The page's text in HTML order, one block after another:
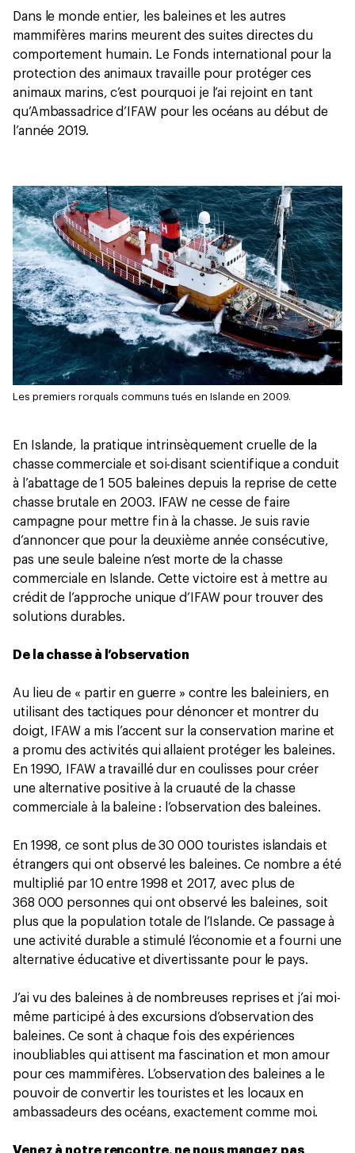
Dans le monde entier, les baleines et les autres
mammifères marins meurent des suites directes du
comportement humain. Le Fonds international pour la
protection des animaux travaille pour protéger ces
animaux marins, c’est pourquoi je l’ai rejoint en tant
qu’Ambassadrice d’IFAW pour les océans au début de
l’année 2019.
Les premiers rorquals communs tués en Islande en 2009.
En Islande, la pratique intrinsèquement cruelle de la
chasse commerciale et soi-disant scientifique a conduit
à l’abattage de 1 505 baleines depuis la reprise de cette
chasse brutale en 2003. IFAW ne cesse de faire
campagne pour mettre fin à la chasse. Je suis ravie
d’annoncer que pour la deuxième année consécutive,
pas une seule baleine n’est morte de la chasse
commerciale en Islande. Cette victoire est à mettre au
crédit de l’approche unique d’IFAW pour trouver des
solutions durables.
De la chasse à l’observation
Au lieu de « partir en guerre » contre les baleiniers, en
utilisant des tactiques pour dénoncer et montrer du
doigt, IFAW a mis l’accent sur la conservation marine et
a promu des activités qui allaient protéger les baleines.
En 1990, IFAW a travaillé dur en coulisses pour créer
une alternative positive à la cruauté de la chasse
commerciale à la baleine : l’observation des baleines.
En 1998, ce sont plus de 30 000 touristes islandais et
étrangers qui ont observé les baleines. Ce nombre a été
multiplié par 10 entre 1998 et 2017, avec plus de
368 000 personnes qui ont observé les baleines, soit
plus que la population totale de l’Islande. Ce passage à
une activité durable a stimulé l’économie et a fourni une
alternative éducative et divertissante pour le pays.
J’ai vu des baleines à de nombreuses reprises et j’ai moi-
même participé à des excursions d’observation des
baleines. Ce sont à chaque fois des expériences
inoubliables qui attisent ma fascination et mon amour
pour ces mammifères. L’observation des baleines a le
pouvoir de convertir les touristes et les locaux en
ambassadeurs des océans, exactement comme moi.
Venez à notre rencontre, ne nous mangez pas